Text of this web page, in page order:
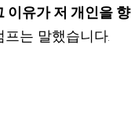
프는 말했습니다.